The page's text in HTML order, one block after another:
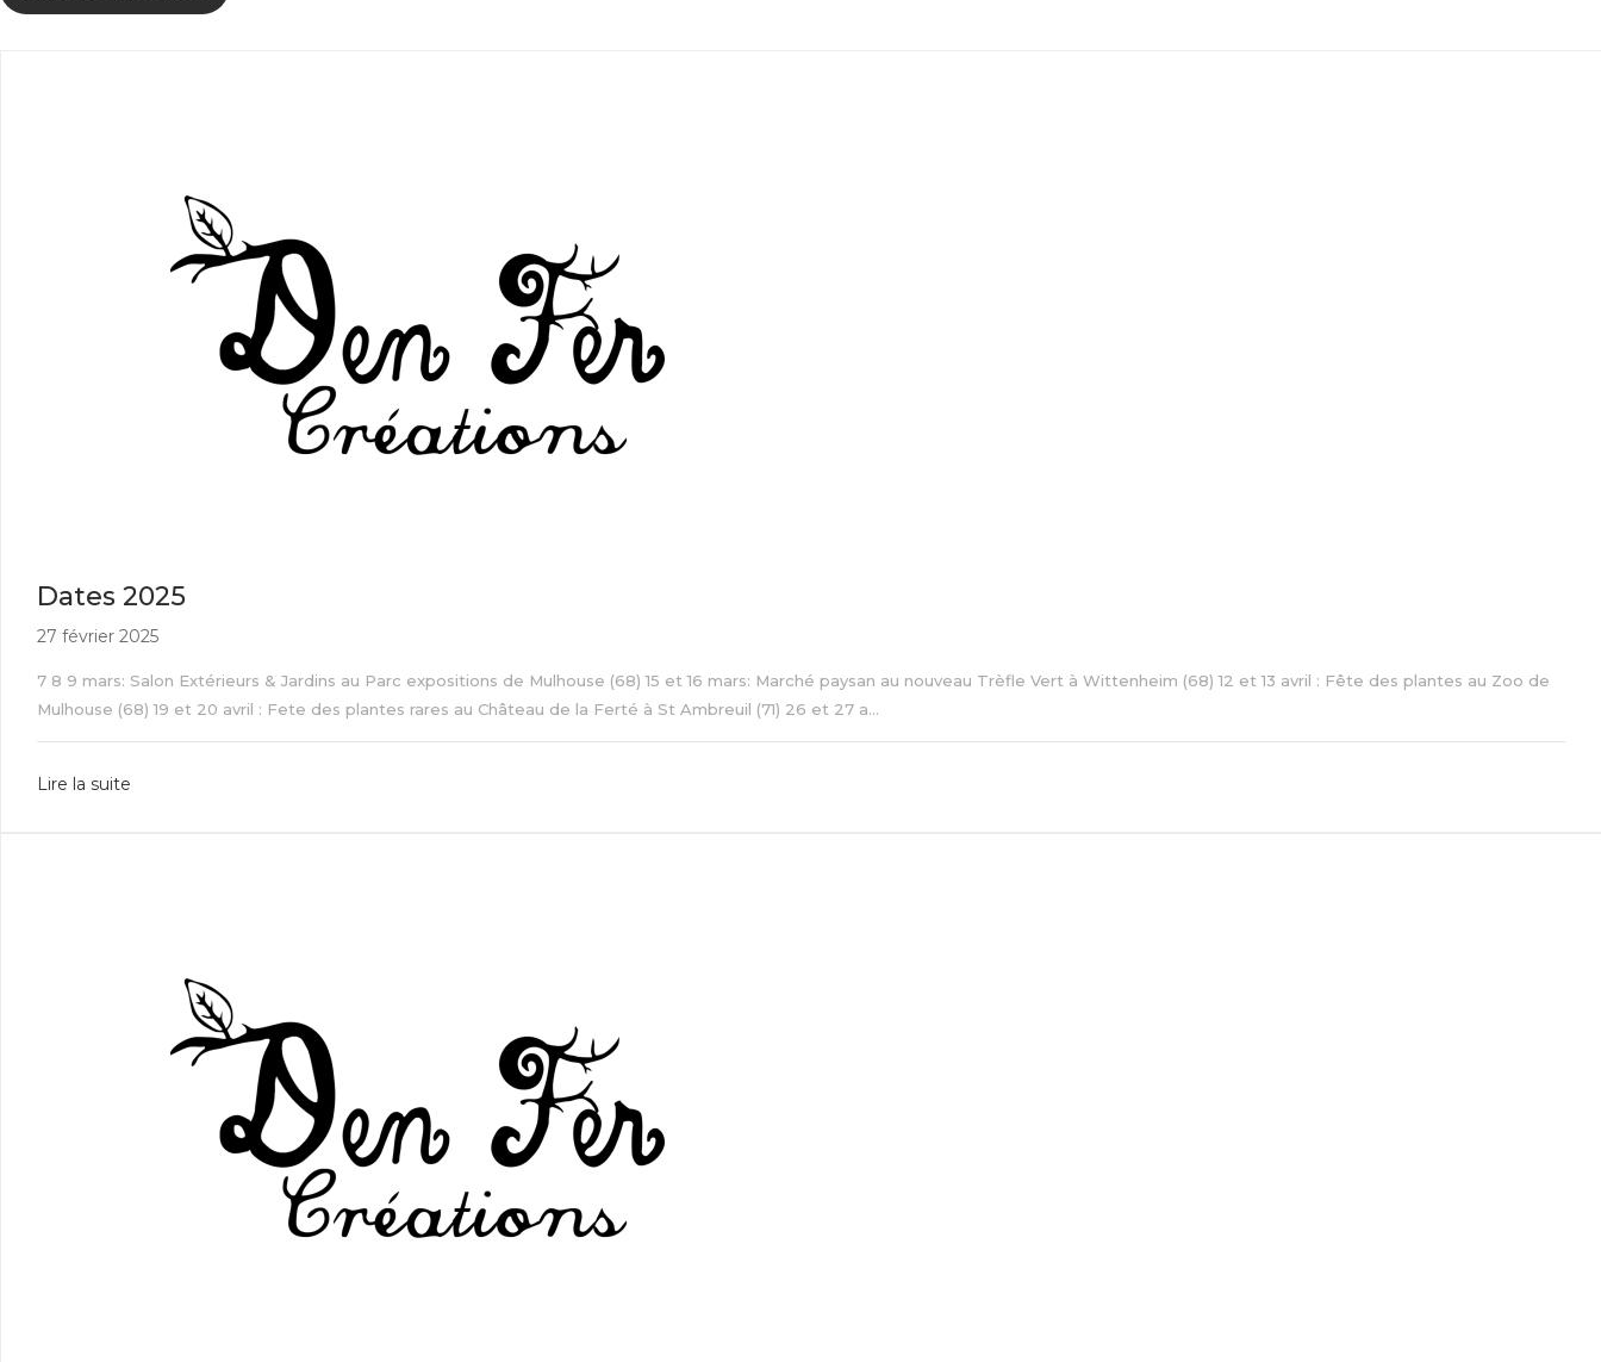
Dates 2025
27 février 2025
7 8 9 mars: Salon Extérieurs & Jardins au Parc expositions de Mulhouse (68) 15 et 16 mars: Marché paysan au nouveau Trèfle Vert à Wittenheim (68) 12 et 13 avril : Fête des plantes au Zoo de
Mulhouse (68) 19 et 20 avril : Fete des plantes rares au Château de la Ferté à St Ambreuil (71) 26 et 27 a...
Lire la suite